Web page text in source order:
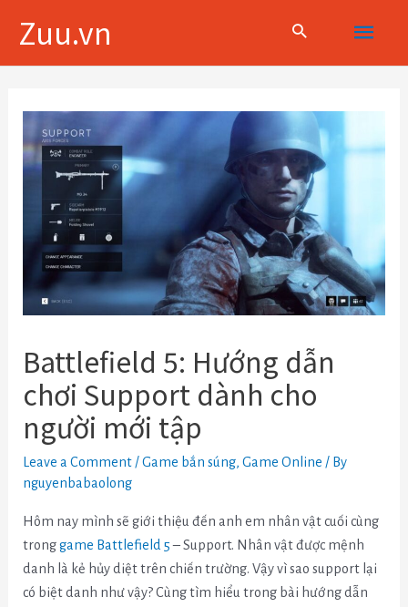
Zuu.vn
Main
Menu
Battlefield 5: Hướng dẫn
chơi Support dành cho
người mới tập
Leave a Comment /Game bắn súng,Game Online / By
nguyenbabaolong
Hôm nay mình sẽ giới thiệu đến anh em nhân vật cuối cùng
tronggame Battlefield 5– Support. Nhân vật được mệnh
danh là kẻ hủy diệt trên chiến trường. Vậy vì sao support lại
có biệt danh như vậy? Cùng tìm hiểu trong bài hướng dẫn
viết